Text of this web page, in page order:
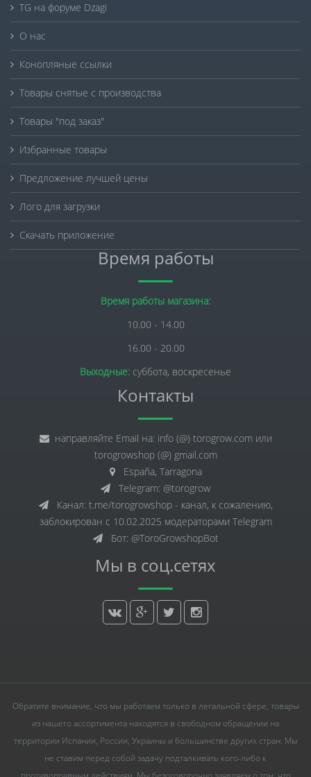
TG на форуме Dzagi
О нас
Конопляные ссылки
Товары снятые с производства
Товары "под заказ"
Избранные товары
Предложение лучшей цены
Лого для загрузки
Скачать приложение
Время работы
Время работы магазина:
10.00 - 14.00
16.00 - 20.00
Выходные: суббота, воскресенье
Контакты
направляйте Email на: info (@) torogrow.com или
torogrowshop (@) gmail.com
España, Tarragona
Telegram: @torogrow
Канал: t.me/torogrowshop - канал, к сожалению,
заблокирован с 10.02.2025 модераторами Telegram
Бот: @ToroGrowshopBot
Мы в соц.сетях
Обратите внимание, что мы работаем только в легальной сфере, товары
из нашего ассортимента находятся в свободном обращении на
территории Испании, России, Украины и большинстве других стран. Мы
не ставим перед собой задачу подталкивать кого-либо к